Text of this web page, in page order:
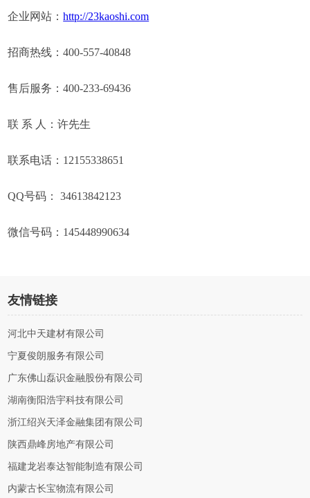
企业网站：http://23kaoshi.com
招商热线：400-557-40848
售后服务：400-233-69436
联 系 人：许先生
联系电话：12155338651
QQ号码： 34613842123
微信号码：145448990634
友情链接
河北中天建材有限公司
宁夏俊朗服务有限公司
广东佛山磊识金融股份有限公司
湖南衡阳浩宇科技有限公司
浙江绍兴天泽金融集团有限公司
陕西鼎峰房地产有限公司
福建龙岩泰达智能制造有限公司
内蒙古长宝物流有限公司